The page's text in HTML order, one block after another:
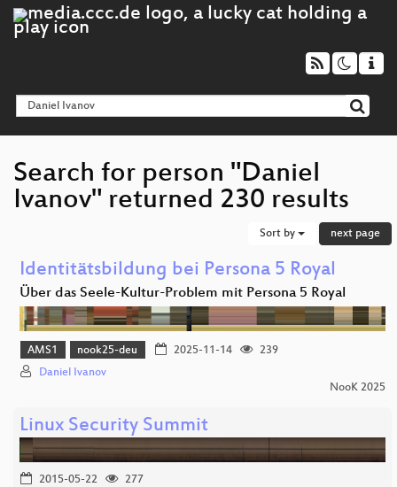
Search for person "Daniel
Ivanov" returned 230 results
Sort by next page
Identitätsbildung bei Persona 5 Royal
Über das Seele-Kultur-Problem mit Persona 5 Royal
AMS1 nook25-deu 2025-11-14
239
Daniel Ivanov
NooK 2025
Linux Security Summit
2015-05-22
277